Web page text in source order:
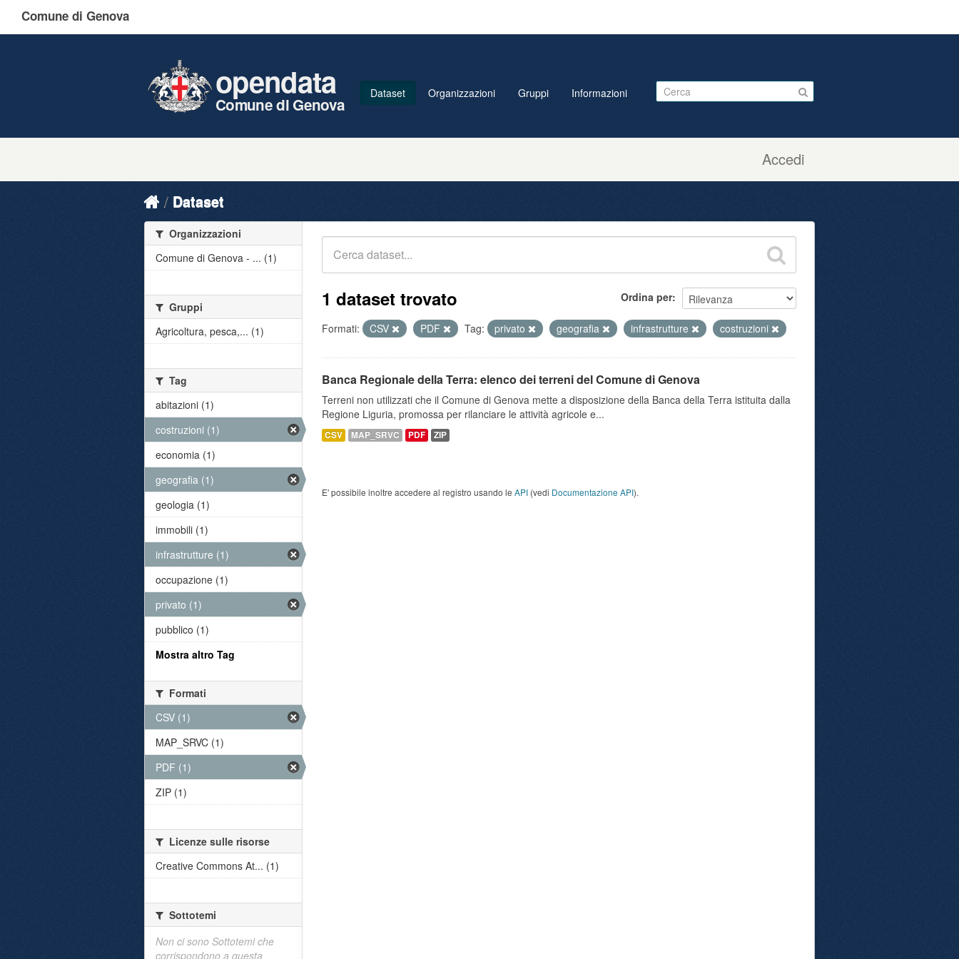
Comune di Genova
Accedi
opendata
Comune di Genova
Dataset Organizzazioni Gruppi Informazioni
Dataset
Ordina per
1 dataset trovato
Formati: CSV PDF Tag: privato geografia infrastrutture costruzioni
Banca Regionale della Terra: elenco dei terreni del Comune di Genova
Terreni non utilizzati che il Comune di Genova mette a disposizione della Banca della Terra istituita dalla
Regione Liguria, promossa per rilanciare le attività agricole e...
CSV MAP_SRVC PDF ZIP
E' possibile inoltre accedere al registro usando le API (vedi Documentazione API).
Organizzazioni
Comune di Genova - ... (1)
Gruppi
Agricoltura, pesca,... (1)
Tag
abitazioni (1)
costruzioni (1)
economia (1)
geografia (1)
geologia (1)
immobili (1)
infrastrutture (1)
occupazione (1)
privato (1)
pubblico (1)
Mostra altro Tag
Formati
CSV (1)
MAP_SRVC (1)
PDF (1)
ZIP (1)
Licenze sulle risorse
Creative Commons At... (1)
Sottotemi
Non ci sono Sottotemi che
corrispondono a questa